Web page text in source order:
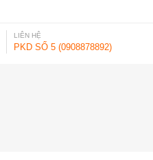
LIÊN HỆ
PKD SỐ 5 (0908878892)